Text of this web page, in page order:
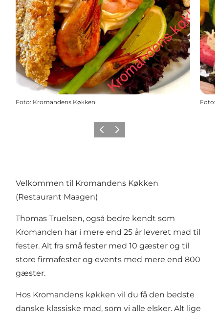
Foto: Kromandens Køkken Foto:
ForrigeNæste
Velkommen til Kromandens Køkken
(Restaurant Maagen)
Thomas Truelsen, også bedre kendt som
Kromanden har i mere end 25 år leveret mad til
fester. Alt fra små fester med 10 gæster og til
store firmafester og events med mere end 800
gæster.
Hos Kromandens køkken vil du få den bedste
danske klassiske mad, som vi alle elsker. Alt lige